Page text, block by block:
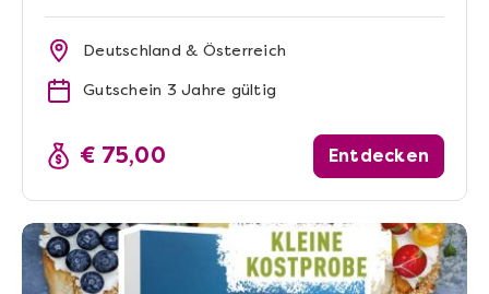
Deutschland & Österreich
Gutschein 3 Jahre gültig
€ 75,00 Entdecken